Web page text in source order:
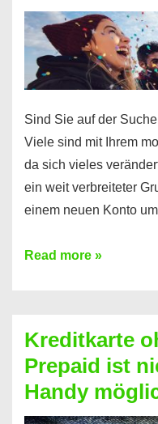
ohne
Sind Sie auf der
Viele sind mit Ihrem
da sich vieles
ein weit verbreiteter
einem neuen Konto
Konto
Neueröffnung
trotz
Schufaeintrag
möglich
Read more »
Kreditkarte
Prepaid ist
Handy